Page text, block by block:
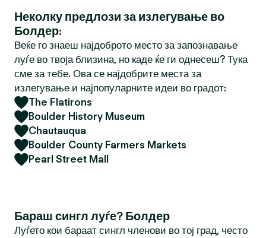
Неколку предлози за излегување во
Болдер:
Веќе го знаеш најдоброто место за запознавање
луѓе во твоја близина, но каде ќе ги однесеш? Тука
сме за тебе. Ова се најдобрите места за
излегување и најпопуларните идеи во градот:
The Flatirons
Boulder History Museum
Chautauqua
Boulder County Farmers Markets
Pearl Street Mall
Бараш сингл луѓе? Болдер
Луѓето кои бараат сингл членови во тој град, често